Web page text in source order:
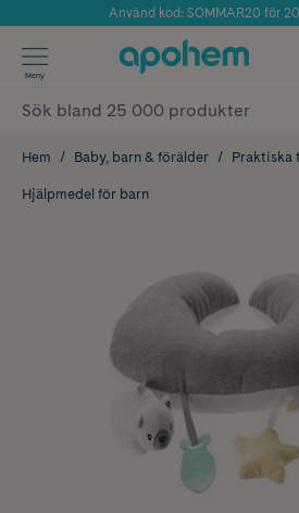
Årets Butik 2025 inom
Använd kod: SOMMAR20 för
✓ Fri frakt
✓ Poäng på alla köp*
Meny
Hem Baby, barn & förälder Praktiska
Hjälpmedel för barn